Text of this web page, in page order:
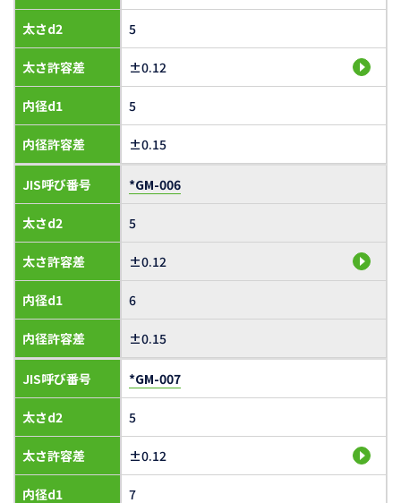
太さd2
太さ許容差
内径d1
内径許容差
5
±0.12
5
±0.15
JIS呼び番号
太さd2
太さ許容差
内径d1
内径許容差
*GM-006
5
±0.12
6
±0.15
JIS呼び番号
太さd2
太さ許容差
内径d1
*GM-007
5
±0.12
7